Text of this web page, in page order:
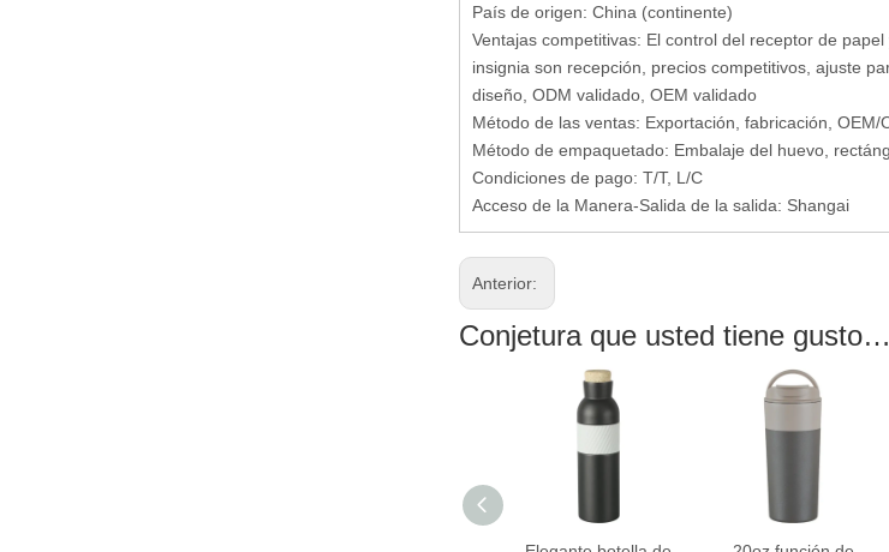
País de origen: China (continente)
Ventajas competitivas: El control del receptor de
insignia son recepción, precios competitivos, ajuste
diseño, ODM validado, OEM validado
Método de las ventas: Exportación, fabricación, OEM/
Método de empaquetado: Embalaje del huevo,
Condiciones de pago: T/T, L/C
Acceso de la Manera-Salida de la salida: Shangai
Anterior:
Conjetura que usted tiene gusto…